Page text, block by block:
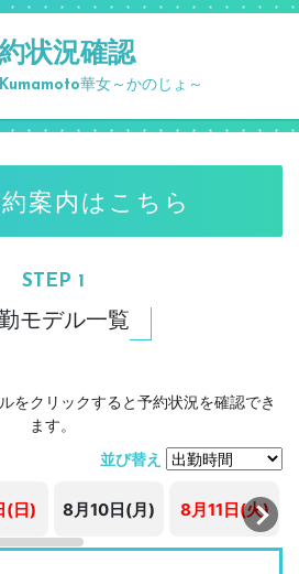
状況確認
華女～かのじょ～
案内はこちら
STEP 1
モデル一覧
をクリックすると予約状況を確認でき
ます。
並び替え
(日) 8月10日(月) 8月11日(火)